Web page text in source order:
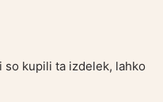
kupili ta izdelek, lahko